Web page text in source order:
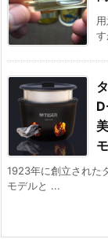
1923年に創立された
モデルと ...